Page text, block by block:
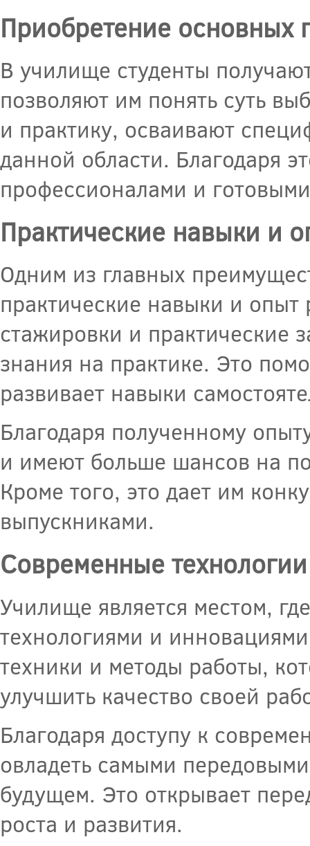
Приобретение основных
В училище студенты
позволяют им понять суть
и практику, осваивают
данной области. Благодаря
профессионалами и
Практические навыки и
Одним из главных
практические навыки и
стажировки и практические
знания на практике. Это
развивает навыки
Благодаря полученному
и имеют больше шансов на
Кроме того, это дает им
выпускниками.
Современные
Училище является местом,
технологиями и
техники и методы работы,
улучшить качество своей
Благодаря доступу к
овладеть самыми
будущем. Это открывает
роста и развития.